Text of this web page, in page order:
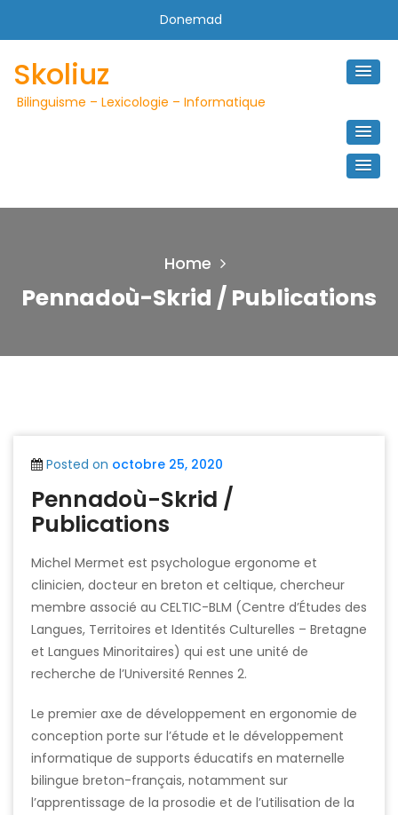
Donemad
Skoliuz
Bilinguisme – Lexicologie – Informatique
Home
Pennadoù-Skrid / Publications
Posted on octobre 25, 2020
Pennadoù-Skrid /
Publications
Michel Mermet est psychologue ergonome et
clinicien, docteur en breton et celtique, chercheur
membre associé au CELTIC-BLM (Centre d’Études des
Langues, Territoires et Identités Culturelles – Bretagne
et Langues Minoritaires) qui est une unité de
recherche de l’Université Rennes 2.
Le premier axe de développement en ergonomie de
conception porte sur l’étude et le développement
informatique de supports éducatifs en maternelle
bilingue breton-français, notamment sur
l’apprentissage de la prosodie et de l’utilisation de la